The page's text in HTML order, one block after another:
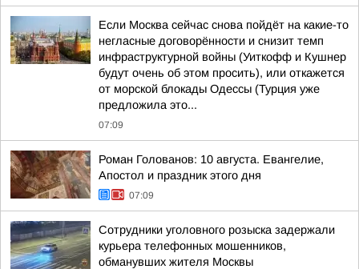
Если Москва сейчас снова пойдёт на какие-то
негласные договорённости и снизит темп
инфраструктурной войны (Уиткофф и Кушнер
будут очень об этом просить), или откажется
от морской блокады Одессы (Турция уже
предложила это...
07:09
Роман Голованов: 10 августа. Евангелие,
Апостол и праздник этого дня
07:09
Сотрудники уголовного розыска задержали
курьера телефонных мошенников,
обманувших жителя Москвы